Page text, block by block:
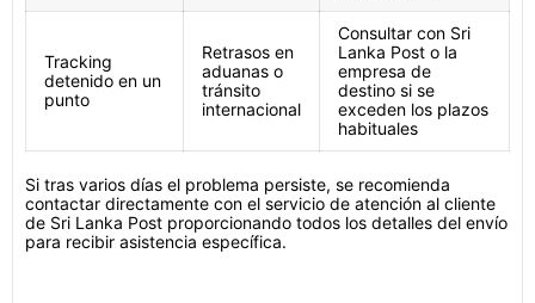
Tracking
detenido en un
punto
Retrasos en
aduanas o
tránsito
internacional
Consultar con Sri
Lanka Post o la
empresa de
destino si se
exceden los plazos
habituales
Si tras varios días el problema persiste, se recomienda
contactar directamente con el servicio de atención al cliente
de Sri Lanka Post proporcionando todos los detalles del envío
para recibir asistencia específica.